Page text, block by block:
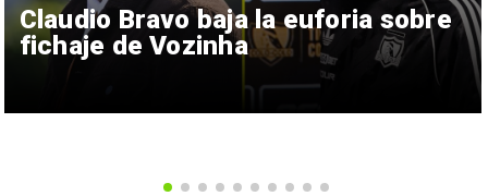
Claudio Bravo baja la euforia sobre
fichaje de Vozinha